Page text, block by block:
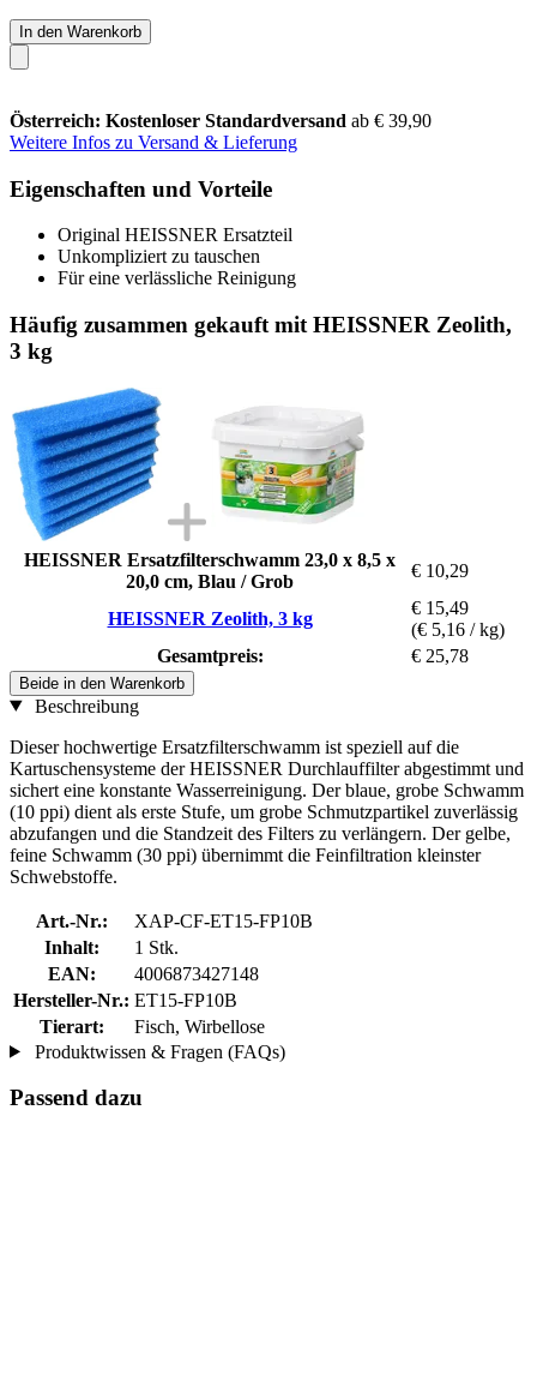
In den Warenkorb
Österreich: Kostenloser Standardversand ab € 39,90
Weitere Infos zu Versand & Lieferung
Eigenschaften und Vorteile
Original HEISSNER Ersatzteil
Unkompliziert zu tauschen
Für eine verlässliche Reinigung
Häufig zusammen gekauft mit HEISSNER Zeolith,
3 kg
HEISSNER Ersatzfilterschwamm 23,0 x 8,5 x
20,0 cm, Blau / Grob
€ 10,29
HEISSNER Zeolith, 3 kg
€ 15,49
(€ 5,16 / kg)
Gesamtpreis:
€ 25,78
Beide in den Warenkorb
Beschreibung
Dieser hochwertige Ersatzfilterschwamm ist speziell auf die
Kartuschensysteme der HEISSNER Durchlauffilter abgestimmt und
sichert eine konstante Wasserreinigung. Der blaue, grobe Schwamm
(10 ppi) dient als erste Stufe, um grobe Schmutzpartikel zuverlässig
abzufangen und die Standzeit des Filters zu verlängern. Der gelbe,
feine Schwamm (30 ppi) übernimmt die Feinfiltration kleinster
Schwebstoffe.
Art.-Nr.:
XAP-CF-ET15-FP10B
Inhalt:
1 Stk.
EAN:
4006873427148
Hersteller-Nr.: ET15-FP10B
Tierart:
Fisch, Wirbellose
Produktwissen & Fragen (FAQs)
Passend dazu